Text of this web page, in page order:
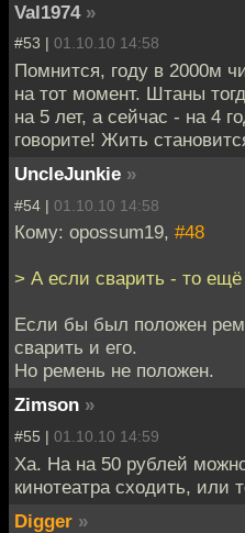
Val1974 »
#53 | 01.10.10 14:58
Помнится, году в 2000м
на тот момент. Штаны
на 5 лет, а сейчас - на 4
говорите! Жить
UncleJunkie »
#54 | 01.10.10 14:58
Кому: opossum19, #48
> А если сварить - то ещё
Если бы был положен
сварить и его.
Но ремень не положен.
Zimson »
#55 | 01.10.10 14:59
Ха. На на 50 рублей
кинотеатра сходить, или
Digger »